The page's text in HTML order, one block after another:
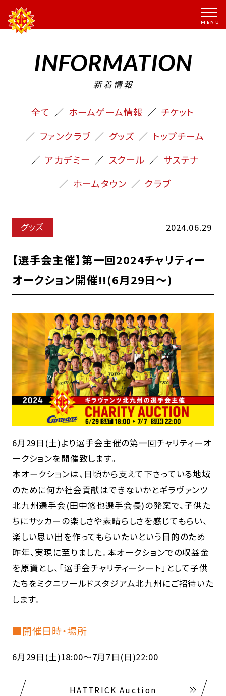
INFORMATION
新着情報
全て ホームゲーム情報
チケット
ファンクラブ
グッズ
トップチーム
アカデミー
スクール
サステナ
ホームタウン
クラブ
グッズ 2024.06.29
【選手会主催】第一回2024チャリティー
オークション開催!!(6月29日～)
6月29日(土)より選手会主催の第一回チャリティーオ
ークションを開催致します。
本オークションは、日頃から支えて下さっている地域
のために何か社会貢献はできないかとギラヴァンツ
北九州選手会(田中悠也選手会長)の発案で、子供た
ちにサッカーの楽しさや素晴らしさを感じてもらい、
楽しい思い出を作ってもらいたいという目的のため
昨年、実現に至りました。本オークションでの収益金
を原資とし、「選手会チャリティーシート」として子供
たちをミクニワールドスタジアム北九州にご招待いた
します。
■開催日時・場所
6月29日(土)18:00～7月7日(日)22:00
HATTRICK Auction